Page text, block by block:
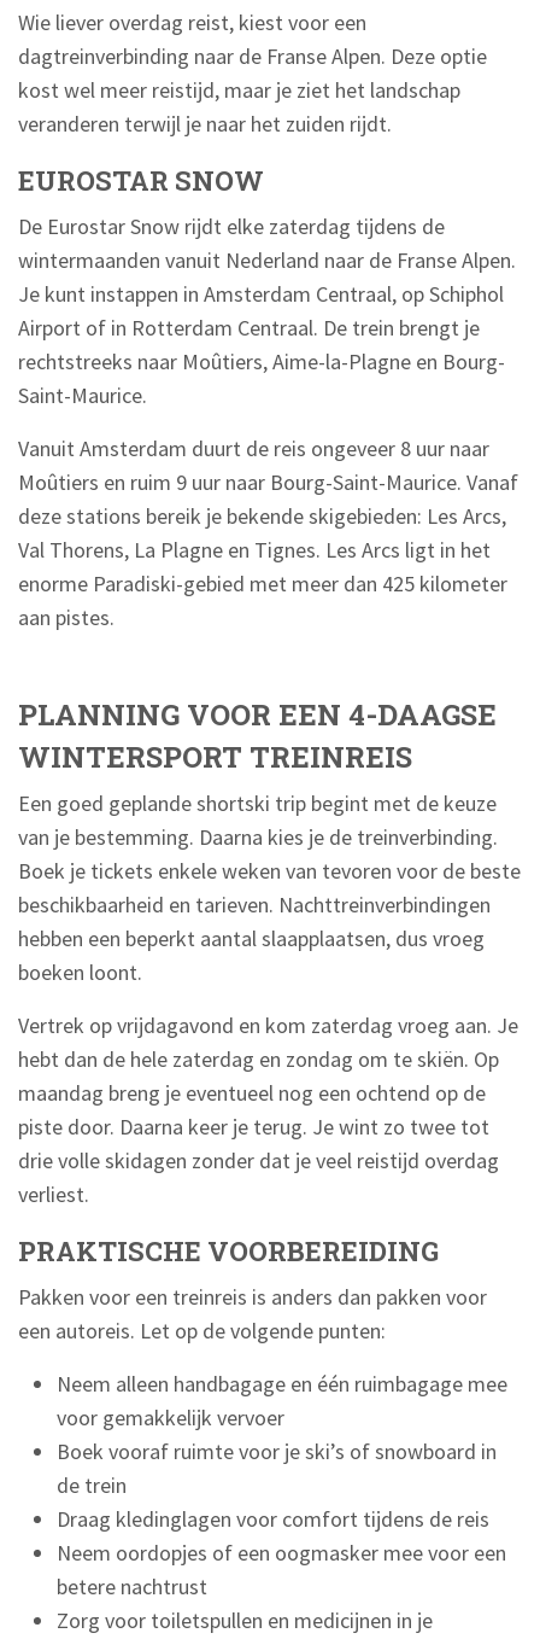
Wie liever overdag reist, kiest voor een
dagtreinverbinding naar de Franse Alpen. Deze optie
kost wel meer reistijd, maar je ziet het landschap
veranderen terwijl je naar het zuiden rijdt.
EUROSTAR SNOW
De Eurostar Snow rijdt elke zaterdag tijdens de
wintermaanden vanuit Nederland naar de Franse Alpen.
Je kunt instappen in Amsterdam Centraal, op Schiphol
Airport of in Rotterdam Centraal. De trein brengt je
rechtstreeks naar Moûtiers, Aime-la-Plagne en Bourg-
Saint-Maurice.
Vanuit Amsterdam duurt de reis ongeveer 8 uur naar
Moûtiers en ruim 9 uur naar Bourg-Saint-Maurice. Vanaf
deze stations bereik je bekende skigebieden: Les Arcs,
Val Thorens, La Plagne en Tignes. Les Arcs ligt in het
enorme Paradiski-gebied met meer dan 425 kilometer
aan pistes.
PLANNING VOOR EEN 4-DAAGSE
WINTERSPORT TREINREIS
Een goed geplande shortski trip begint met de keuze
van je bestemming. Daarna kies je de treinverbinding.
Boek je tickets enkele weken van tevoren voor de beste
beschikbaarheid en tarieven. Nachttreinverbindingen
hebben een beperkt aantal slaapplaatsen, dus vroeg
boeken loont.
Vertrek op vrijdagavond en kom zaterdag vroeg aan. Je
hebt dan de hele zaterdag en zondag om te skiën. Op
maandag breng je eventueel nog een ochtend op de
piste door. Daarna keer je terug. Je wint zo twee tot
drie volle skidagen zonder dat je veel reistijd overdag
verliest.
PRAKTISCHE VOORBEREIDING
Pakken voor een treinreis is anders dan pakken voor
een autoreis. Let op de volgende punten:
Neem alleen handbagage en één ruimbagage mee
voor gemakkelijk vervoer
Boek vooraf ruimte voor je ski’s of snowboard in
de trein
Draag kledinglagen voor comfort tijdens de reis
Neem oordopjes of een oogmasker mee voor een
betere nachtrust
Zorg voor toiletspullen en medicijnen in je